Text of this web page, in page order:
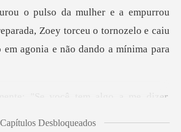
Zoey torceu o tornozelo e caiu
tem algo a me dizer,
Capítulos Desbloqueados